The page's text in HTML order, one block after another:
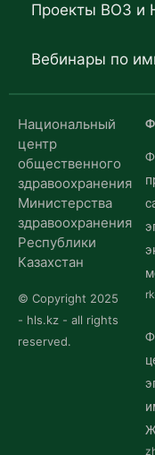
Проекты ВОЗ и
Вебинары по
Национальный
центр
общественного
здравоохранения
Министерства
здравоохранения
Республики
Казахстан
© Copyright 2025
- hls.kz - all rights
reserved.